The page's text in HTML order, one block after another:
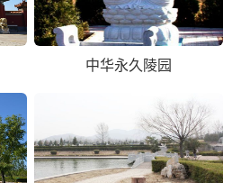
中华永久陵园